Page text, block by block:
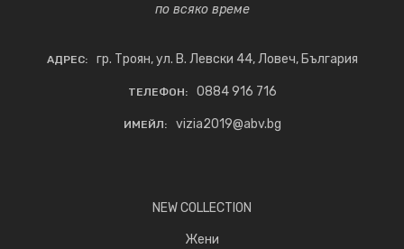
по всяко време
АДРЕС: гр. Троян, ул. В. Левски 44, Ловеч, България
ТЕЛЕФОН: 0884 916 716
ИМЕЙЛ: vizia2019@abv.bg
NEW COLLECTION
Жени